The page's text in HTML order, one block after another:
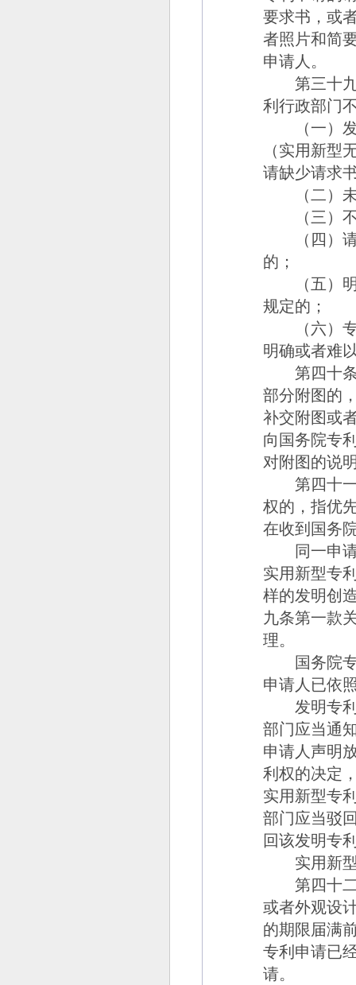
要求书，或
者照片和简
申请人。
第三十
利行政部门
（一）发
（实用新型
请缺少请求
（二）未
（三）不
（四）请
的；
（五）明
规定的；
（六）专
明确或者难
第四十
部分附图的
补交附图或
向国务院专
对附图的说
第四十
权的，指优
在收到国务
同一申请
实用新型专
样的发明创
九条第一款
理。
国务院专
申请人已依
发明专利
部门应当通
申请人声明
利权的决定
实用新型专
部门应当驳
回该发明专
实用新型
第四十
或者外观设
的期限届满
专利申请已
请。